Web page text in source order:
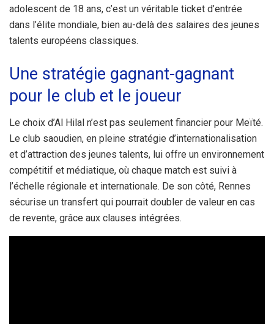
adolescent de 18 ans, c’est un véritable ticket d’entrée
dans l’élite mondiale, bien au-delà des salaires des jeunes
talents européens classiques.
Une stratégie gagnant-gagnant
pour le club et le joueur
Le choix d’Al Hilal n’est pas seulement financier pour Meïté.
Le club saoudien, en pleine stratégie d’internationalisation
et d’attraction des jeunes talents, lui offre un environnement
compétitif et médiatique, où chaque match est suivi à
l’échelle régionale et internationale. De son côté, Rennes
sécurise un transfert qui pourrait doubler de valeur en cas
de revente, grâce aux clauses intégrées.